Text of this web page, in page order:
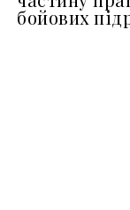
бойових